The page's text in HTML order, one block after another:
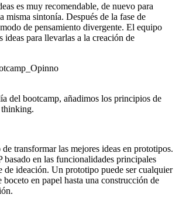
es muy recomendable, de nuevo para
misma sintonía. Después de la fase de
de pensamiento divergente. El equipo
ideas para llevarlas a la creación de
del bootcamp, añadimos los principios de
thinking.
transformar las mejores ideas en prototipos.
en las funcionalidades principales
de ideación. Un prototipo puede ser cualquier
boceto en papel hasta una construcción de